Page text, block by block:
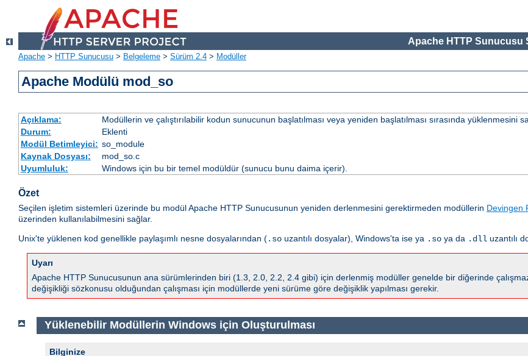
Apache HTTP Sunucusu
Apache > HTTP Sunucusu > Belgeleme > Sürüm 2.4 > Modüller
Apache Modülü mod_so
Açıklama:
Modüllerin ve çalıştırılabilir kodun sunucunun başlatılması veya yeniden başlatılması sırasında yüklenmesini
Durum:
Eklenti
Modül Betimleyici: so_module
Kaynak Dosyası:
mod_so.c
Uyumluluk:
Windows için bu bir temel modüldür (sunucu bunu daima içerir).
Özet
Seçilen işletim sistemleri üzerinde bu modül Apache HTTP Sunucusunun yeniden derlenmesini gerektirmeden modüllerin Devingen
üzerinden kullanılabilmesini sağlar.
Unix'te yüklenen kod genellikle paylaşımlı nesne dosyalarından (.so uzantılı dosyalar), Windows'ta ise ya .so ya da .dll uzantılı
Uyarı
Apache HTTP Sunucusunun ana sürümlerinden biri (1.3, 2.0, 2.2, 2.4 gibi) için derlenmiş modüller genelde bir diğerinde
değişikliği sözkonusu olduğundan çalışması için modüllerde yeni sürüme göre değişiklik yapılması gerekir.
Yüklenebilir Modüllerin Windows için Oluşturulması
Bilginize